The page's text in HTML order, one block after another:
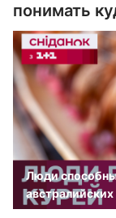
понимать
Люди